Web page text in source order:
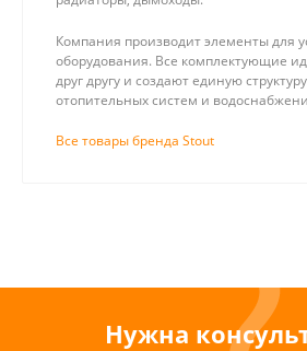
Компания производит элементы для
оборудования. Все комплектующие
друг другу и создают единую
отопительных систем и
Все товары бренда Stout
Нужна